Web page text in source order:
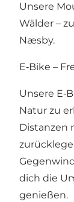
Unsere
Wälder –
Næsby.
E‑Bike –
Unsere
Natur zu
Distanzen
dich die
genießen.